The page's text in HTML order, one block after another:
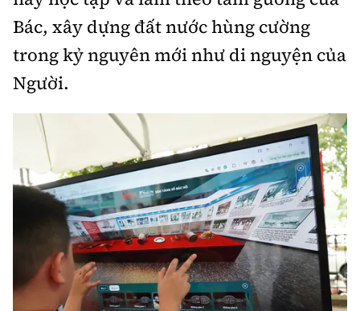
Bác, xây dựng đất nước hùng cường
trong kỷ nguyên mới như di nguyện của
Người.